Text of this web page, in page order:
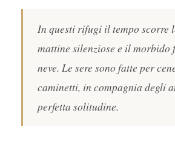
In questi rifugi il tempo scorre
mattine silenziose e il morbido
neve. Le sere sono fatte per
caminetti, in compagnia degli
perfetta solitudine.